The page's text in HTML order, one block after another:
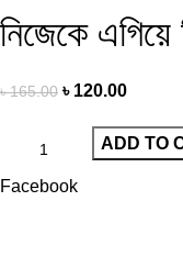
নিজেকে এগিয়ে
৳165.00 Original
৳ 120.00Current
is:
ADD TO
Facebook